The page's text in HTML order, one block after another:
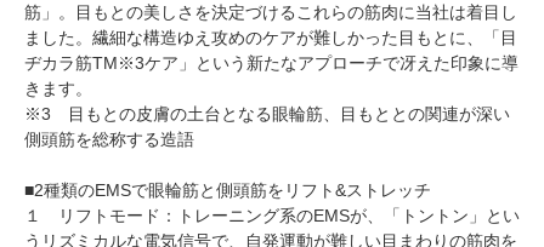
筋」。目もとの美しさを決定づけるこれらの筋肉に当社は着目し
ました。繊細な構造ゆえ攻めのケアが難しかった目もとに、「目
ヂカラ筋TM※3ケア」という新たなアプローチで冴えた印象に導
きます。
※3 目もとの皮膚の土台となる眼輪筋、目もととの関連が深い
側頭筋を総称する造語
■2種類のEMSで眼輪筋と側頭筋をリフト&ストレッチ
１ リフトモード：トレーニング系のEMSが、「トントン」とい
うリズミカルな電気信号で、自発運動が難しい目まわりの筋肉を